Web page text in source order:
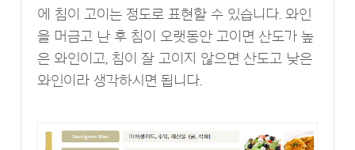
에 침이 고이는 정도로 표현할 수 있습니다. 와인
을 머금고 난 후 침이 오랫동안 고이면 산도가 높
은 와인이고, 침이 잘 고이지 않으면 산도고 낮은
와인이라 생각하시면 됩니다.